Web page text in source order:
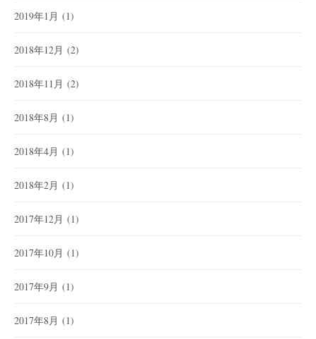
2019年1月 (1)
2018年12月 (2)
2018年11月 (2)
2018年8月 (1)
2018年4月 (1)
2018年2月 (1)
2017年12月 (1)
2017年10月 (1)
2017年9月 (1)
2017年8月 (1)